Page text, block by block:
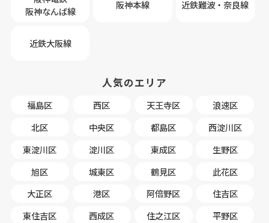
阪神なんば線
阪神本線 近鉄難波・奈良線
近鉄大阪線
人気のエリア
福島区 西区 天王寺区
浪速区
北区
中央区 都島区
西淀川区
東淀川区
淀川区 東成区
生野区
旭区
城東区 鶴見区
此花区
大正区
港区 阿倍野区
住吉区
東住吉区
西成区 住之江区 平野区